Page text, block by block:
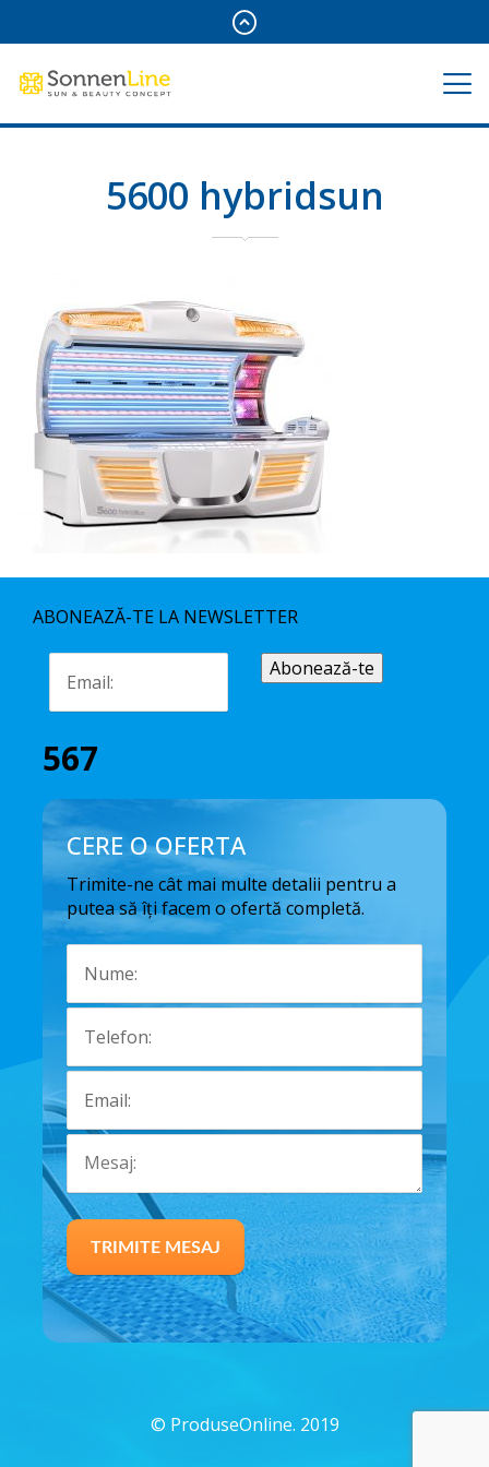
5600 hybridsun
ABONEAZĂ-TE LA NEWSLETTER
567
CERE O OFERTA
Trimite-ne cât mai multe detalii pentru a
putea să îți facem o ofertă completă.
© ProduseOnline. 2019